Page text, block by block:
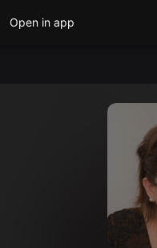
Open in app